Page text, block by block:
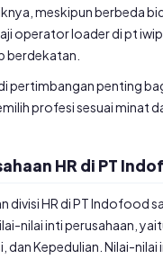
meskipun berbeda
operator loader di pt
berdekatan.
pertimbangan penting
profesi sesuai minat
HR di PT
divisi HR di PT Indofood
nilai inti perusahaan,
dan Kepedulian. Nilai-